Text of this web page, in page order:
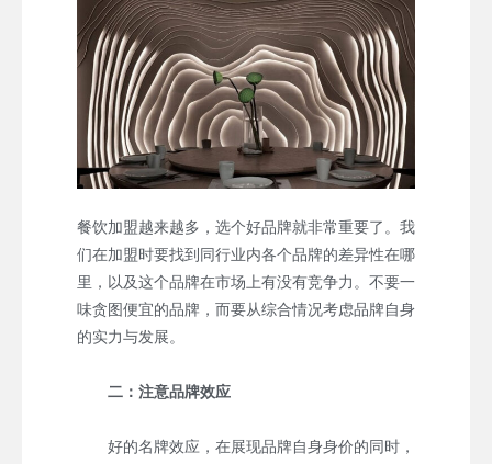
餐饮加盟越来越多，选个好品牌就非常重要了。我
们在加盟时要找到同行业内各个品牌的差异性在哪
里，以及这个品牌在市场上有没有竞争力。不要一
味贪图便宜的品牌，而要从综合情况考虑品牌自身
的实力与发展。
二：注意品牌效应
好的名牌效应，在展现品牌自身身价的同时，